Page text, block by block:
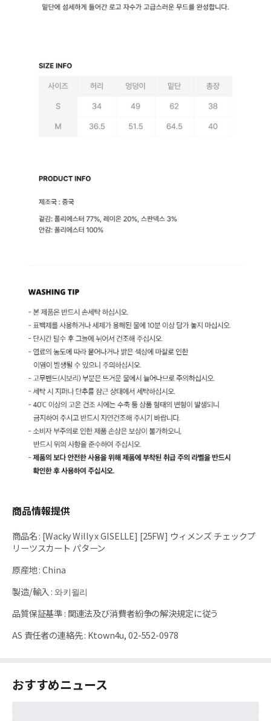
商品情報提供
商品名: [Wacky Willy x GISELLE] [25FW] ウィメンズ チェックプ
リーツスカート パターン
原産地:China
製造/輸入: 와키윌리
品質保証基準: 関連法及び消費者紛争の解決規定に従う
AS 責任者の連絡先: Ktown4u, 02-552-0978
おすすめニュース